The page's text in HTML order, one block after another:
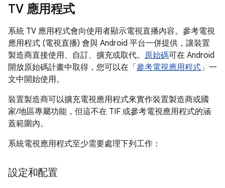
TV 應用程式
系統 TV 應用程式會向使用者顯示電視直播內容。參考電視
應用程式 (電視直播) 會與 Android 平台一併提供，讓裝置
製造商直接使用、自訂、擴充或取代。 原始碼可在 Android
開放原始碼計畫中取得，您可以在「 參考電視應用程式」一
文中開始使用。
裝置製造商可以擴充電視應用程式來實作裝置製造商或國
家/地區專屬功能，但這不在 TIF 或參考電視應用程式的涵
蓋範圍內。
系統電視應用程式至少需要處理下列工作：
設定和配置